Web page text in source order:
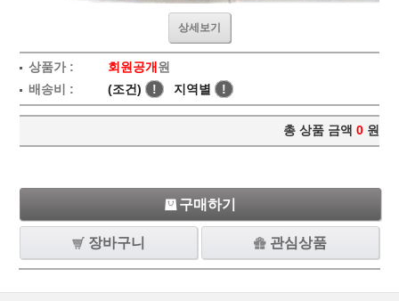
상세보기
상품가 : 회원공개원
배송비 :
(조건) ! 지역별 !
총 상품 금액 0 원
구매하기
장바구니 관심상품